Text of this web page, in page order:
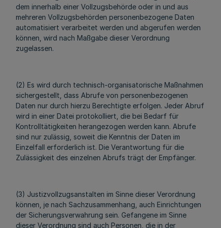
dem innerhalb einer Vollzugsbehörde oder in und aus
mehreren Vollzugsbehörden personenbezogene Daten
automatisiert verarbeitet werden und abgerufen werden
können, wird nach Maßgabe dieser Verordnung
zugelassen.
(2) Es wird durch technisch-organisatorische Maßnahmen
sichergestellt, dass Abrufe von personenbezogenen
Daten nur durch hierzu Berechtigte erfolgen. Jeder Abruf
wird in einer Datei protokolliert, die bei Bedarf für
Kontrolltätigkeiten herangezogen werden kann. Abrufe
sind nur zulässig, soweit die Kenntnis der Daten im
Einzelfall erforderlich ist. Die Verantwortung für die
Zulässigkeit des einzelnen Abrufs trägt der Empfänger.
(3) Justizvollzugsanstalten im Sinne dieser Verordnung
können, je nach Sachzusammenhang, auch Einrichtungen
der Sicherungsverwahrung sein. Gefangene im Sinne
dieser Verordnung sind auch Personen, die in der